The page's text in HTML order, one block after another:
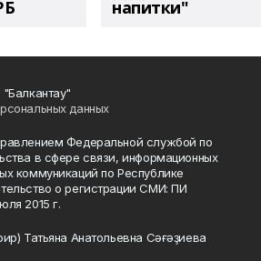
напитки"
данных
Федеральной службой по
в сфере связи, информационных
коммуникаций по Республике
о регистрации СМИ: ПИ
2015 г.
Татьяна Анатольевна Сәғәҙиева